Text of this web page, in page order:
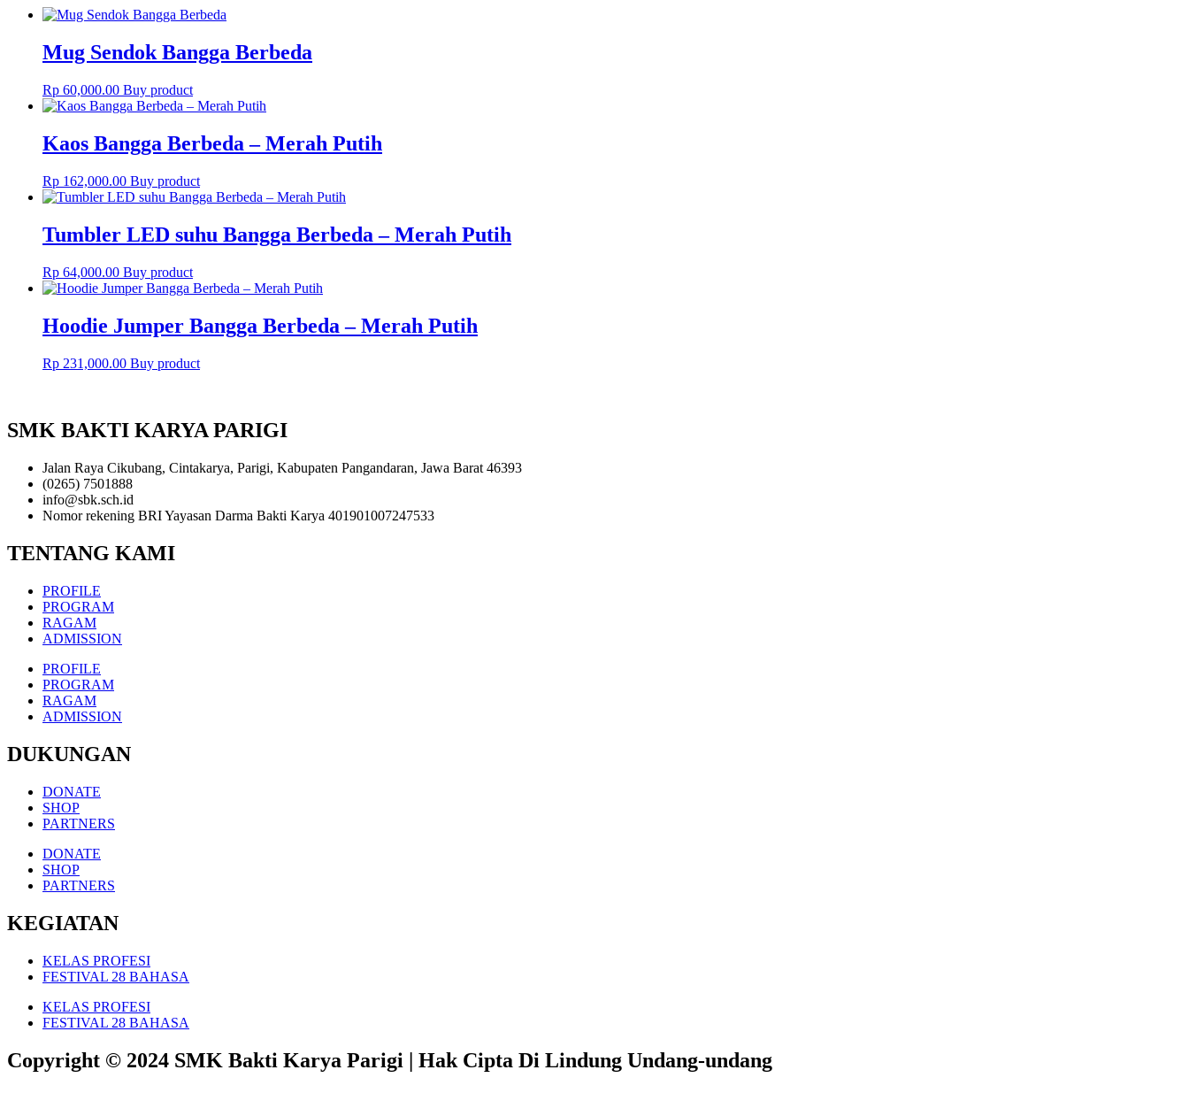
Mug Sendok Bangga Berbeda
Rp 60,000.00 Buy product
Kaos Bangga Berbeda – Merah Putih
Rp 162,000.00 Buy product
Tumbler LED suhu Bangga Berbeda – Merah Putih
Rp 64,000.00 Buy product
Hoodie Jumper Bangga Berbeda – Merah Putih
Rp 231,000.00 Buy product
SMK BAKTI KARYA PARIGI
Jalan Raya Cikubang, Cintakarya, Parigi, Kabupaten Pangandaran, Jawa Barat 46393
(0265) 7501888
info@sbk.sch.id
Nomor rekening BRI Yayasan Darma Bakti Karya 401901007247533
TENTANG KAMI
PROFILE
PROGRAM
RAGAM
ADMISSION
PROFILE
PROGRAM
RAGAM
ADMISSION
DUKUNGAN
DONATE
SHOP
PARTNERS
DONATE
SHOP
PARTNERS
KEGIATAN
KELAS PROFESI
FESTIVAL 28 BAHASA
KELAS PROFESI
FESTIVAL 28 BAHASA
Copyright © 2024 SMK Bakti Karya Parigi | Hak Cipta Di Lindung Undang-undang​